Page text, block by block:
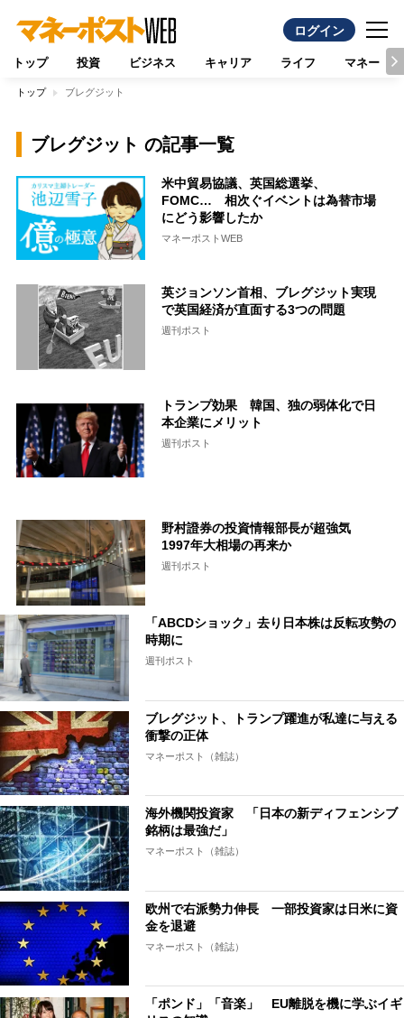
ログイン
トップ 投資 ビジネス キャリア ライフ マネー
トップ ブレグジット
ブレグジット の記事一覧
米中貿易協議、英国総選挙、
FOMC… 相次ぐイベントは為替市場
にどう影響したか
マネーポストWEB
英ジョンソン首相、ブレグジット実現
で英国経済が直面する3つの問題
週刊ポスト
トランプ効果 韓国、独の弱体化で日
本企業にメリット
週刊ポスト
野村證券の投資情報部長が超強気
1997年大相場の再来か
週刊ポスト
「ABCDショック」去り日本株は反転攻勢の
時期に
週刊ポスト
ブレグジット、トランプ躍進が私達に与える
衝撃の正体
マネーポスト（雑誌）
海外機関投資家 「日本の新ディフェンシブ
銘柄は最強だ」
マネーポスト（雑誌）
欧州で右派勢力伸長 一部投資家は日米に資
金を退避
マネーポスト（雑誌）
「ポンド」「音楽」 EU離脱を機に学ぶイギ